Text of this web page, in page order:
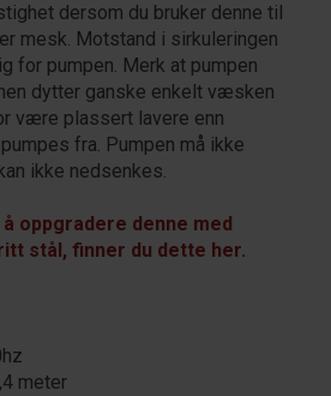
dersom du bruker denne til
mesk. Motstand i sirkuleringen
for pumpen. Merk at pumpen
dytter ganske enkelt væsken
være plassert lavere enn
fra. Pumpen må ikke
ikke nedsenkes.
oppgradere denne med
stål, finner du dette her.
meter